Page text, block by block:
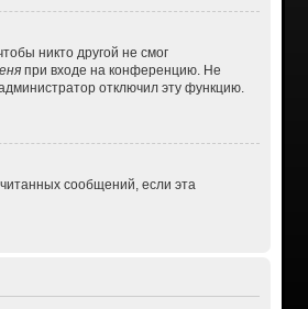
никто другой не смог
при входе на конференцию. Не
отключил эту функцию.
сообщений, если эта